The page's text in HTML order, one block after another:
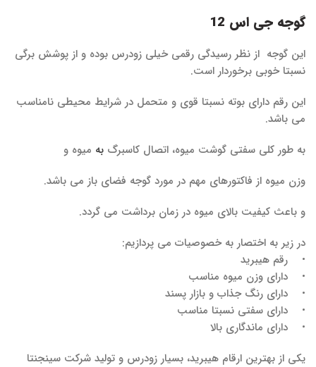
گوجه جی اس
این گوجه از نظر رسیدگی رقمی خیلی زودرس بوده و از پوشش برگی
نسبتا خوبی برخوردار است.
این رقم دارای بوته نسبتا قوی و متحمل در شرایط محیطی نامناسب
می باشد.
به طور کلی سفتی گوشت میوه، اتصال کاسبرگ به میوه و
وزن میوه از فاکتورهای مهم در مورد گوجه فضای باز می باشد.
و باعث کیفیت بالای میوه در زمان برداشت می گردد.
در زیر به اختصار به خصوصیات می پردازیم:
• رقم هیبرید
• دارای وزن میوه مناسب
• دارای رنگ جذاب و بازار پسند
• دارای سفتی نسبتا مناسب
• دارای ماندگاری بالا
یکی از بهترین ارقام هیبرید، بسیار زودرس و تولید شرکت سینجنتا